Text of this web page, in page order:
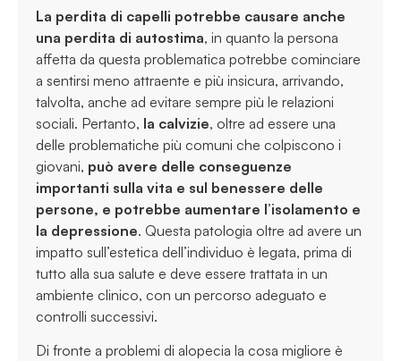
La perdita di capelli potrebbe causare anche
una perdita di autostima, in quanto la persona
affetta da questa problematica potrebbe cominciare
a sentirsi meno attraente e più insicura, arrivando,
talvolta, anche ad evitare sempre più le relazioni
sociali. Pertanto, la calvizie, oltre ad essere una
delle problematiche più comuni che colpiscono i
giovani, può avere delle conseguenze
importanti sulla vita e sul benessere delle
persone, e potrebbe aumentare l’isolamento e
la depressione. Questa patologia oltre ad avere un
impatto sull’estetica dell’individuo è legata, prima di
tutto alla sua salute e deve essere trattata in un
ambiente clinico, con un percorso adeguato e
controlli successivi.
Di fronte a problemi di alopecia la cosa migliore è